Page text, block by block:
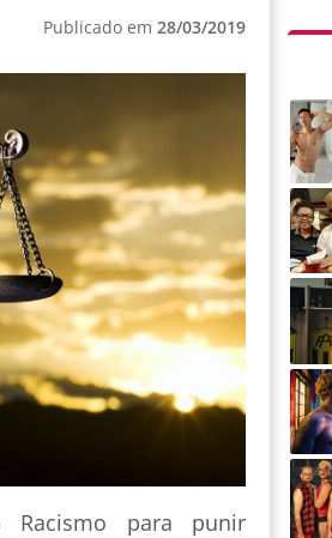
Publicado em 28/03/2019
para punir